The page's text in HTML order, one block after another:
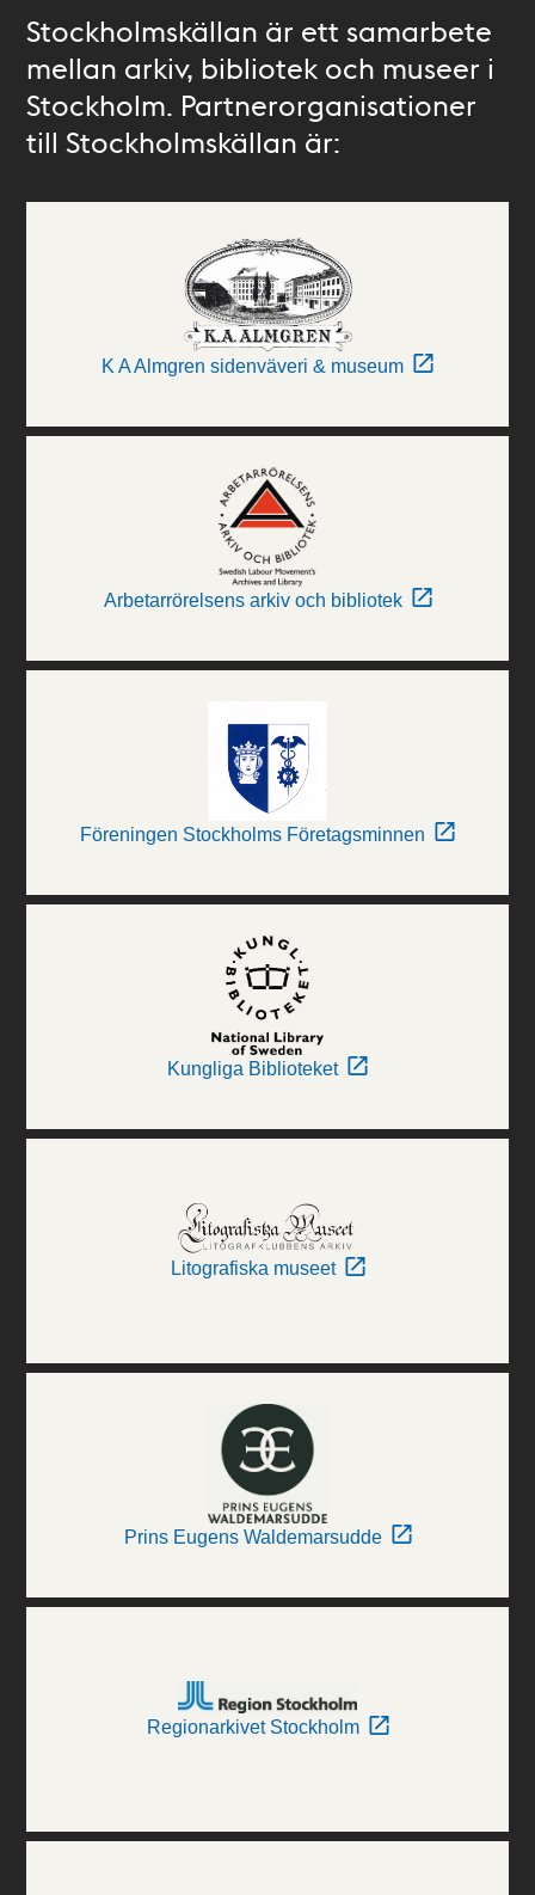
Stockholmskällan är ett samarbete
mellan arkiv, bibliotek och museer i
Stockholm. Partnerorganisationer
till Stockholmskällan är:
K A Almgren sidenväveri & museum
Arbetarrörelsens arkiv och bibliotek
Föreningen Stockholms Företagsminnen
Kungliga Biblioteket
Litografiska museet
Prins Eugens Waldemarsudde
Regionarkivet Stockholm